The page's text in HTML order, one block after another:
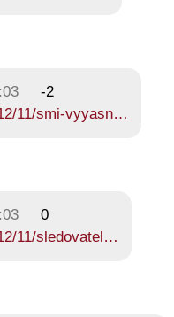
-2
11/smi-vyyasn…
0
11/sledovatel…